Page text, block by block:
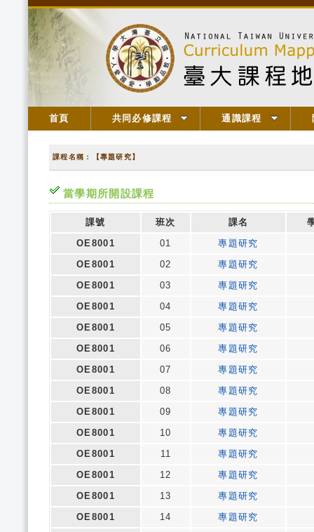
首頁 共同必修課程 通識課程
課程名稱：【專題研究】
當學期所開設課程
課號 班次 課名
OE8001
01
專題研究
OE8001
02
專題研究
OE8001
03
專題研究
OE8001
04
專題研究
OE8001
05
專題研究
OE8001
06
專題研究
OE8001
07
專題研究
OE8001
08
專題研究
OE8001
09
專題研究
OE8001
10
專題研究
OE8001
11
專題研究
OE8001
12
專題研究
OE8001
13
專題研究
OE8001
14
專題研究